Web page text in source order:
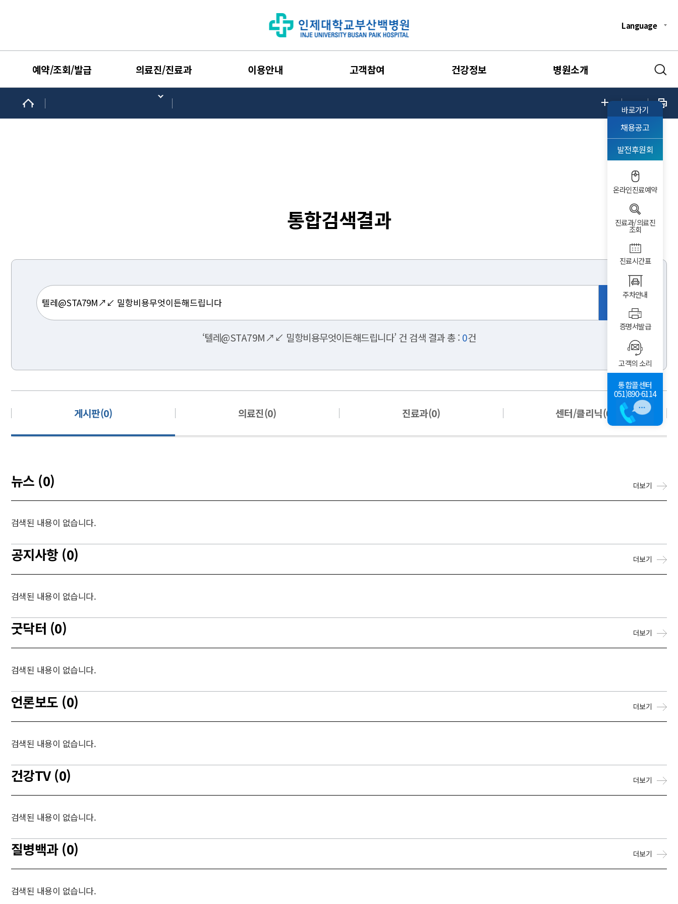
Language
예약/조회/발급 의료진/진료과 이용안내 고객참여 건강정보 병원소개
통합검색결과
‘텔레@STA79M↗↙ 밀항비용무엇이든해드립니다’ 건 검색 결과 총 : 0건
게시판(0) 의료진(0) 진료과(0) 센터/클리닉(0)
뉴스 (0)
검색된 내용이 없습니다.
더보기
공지사항 (0)
검색된 내용이 없습니다.
더보기
굿닥터 (0)
검색된 내용이 없습니다.
더보기
언론보도 (0)
검색된 내용이 없습니다.
더보기
건강TV (0)
검색된 내용이 없습니다.
더보기
질병백과 (0)
검색된 내용이 없습니다.
더보기
바로가기
채용공고
발전후원회
온라인진료예약
진료과/의료진
조회
진료시간표
주차안내
증명서발급
고객의 소리
통합콜센터
051)890-6114